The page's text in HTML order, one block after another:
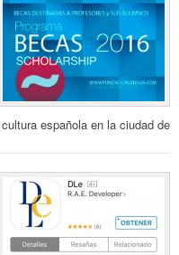
española en la ciudad de